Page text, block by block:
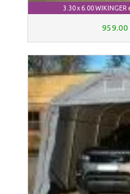
3.30 x 6.00 WIKINGER
959.00